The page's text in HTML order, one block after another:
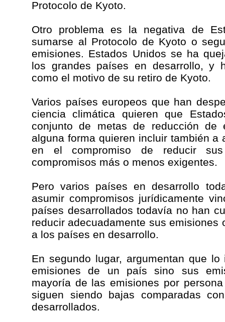
Protocolo de Kyoto.
Otro problema es la negativa de
sumarse al Protocolo de Kyoto o
emisiones. Estados Unidos se ha
los grandes países en desarrollo, y
como el motivo de su retiro de Kyoto.
Varios países europeos que han
ciencia climática quieren que
conjunto de metas de reducción de
alguna forma quieren incluir también a
en el compromiso de reducir
compromisos más o menos exigentes.
Pero varios países en desarrollo
asumir compromisos jurídicamente
países desarrollados todavía no han
reducir adecuadamente sus emisiones
a los países en desarrollo.
En segundo lugar, argumentan que
emisiones de un país sino sus
mayoría de las emisiones por
siguen siendo bajas comparadas
desarrollados.